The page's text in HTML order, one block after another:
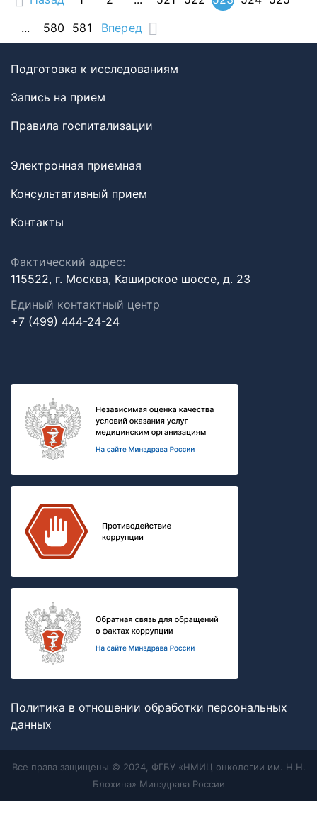
...
580 581 Вперед
Подготовка к исследованиям
Запись на прием
Правила госпитализации
Электронная приемная
Консультативный прием
Контакты
Фактический адрес:
115522, г. Москва, Каширское шоссе, д. 23
Единый контактный центр
+7 (499) 444-24-24
Политика в отношении обработки персональных
данных
Все права защищены © 2024, ФГБУ «НМИЦ онкологии им. Н.Н.
Блохина» Минздрава России